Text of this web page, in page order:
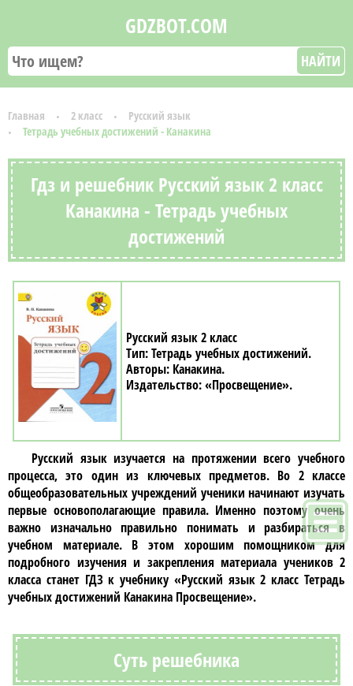
GDZBOT.COM
НАЙТИ
Главная 2 класс
Русский язык
Тетрадь учебных достижений - Канакина
Гдз и решебник Русский язык 2 класс
Канакина - Тетрадь учебных
достижений
Русский язык 2 класс
Тетрадь учебных достижений
Канакина
«Просвещение»
Русский языкизучается на протяжении всего учебного
процесса, это один из ключевых предметов. Во 2 классе
общеобразовательных учреждений ученики начинают изучать
первые основополагающие правила. Именно поэтому очень
важно изначально правильно понимать и разбираться в
учебном материале. В этом хорошим помощником для
подробного изучения и закрепления материала учеников 2
класса станет ГДЗ к учебнику «Русский язык 2 класс Тетрадь
учебных достижений Канакина Просвещение».
Суть решебника